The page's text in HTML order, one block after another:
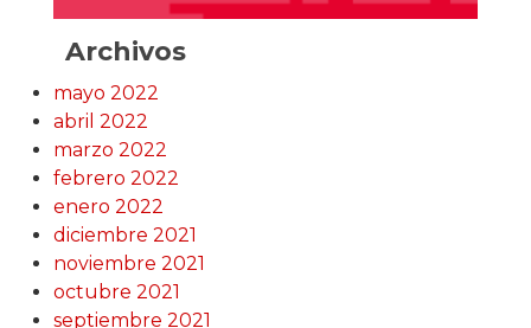
Archivos
mayo 2022
abril 2022
marzo 2022
febrero 2022
enero 2022
diciembre 2021
noviembre 2021
octubre 2021
septiembre 2021